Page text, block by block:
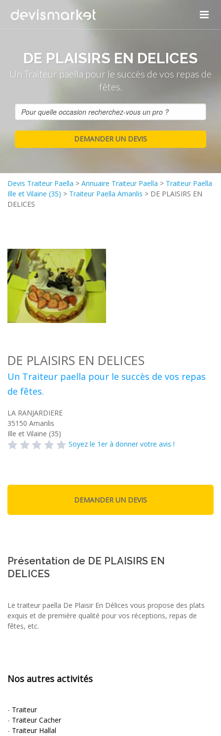
DE PLAISIRS EN DELICES
Un Traiteur paella pour le succès de vos repas de
fêtes.
Devis Traiteur Paella > Annuaire Traiteur Paella > Traiteur Paella
Ille et Vilaine (35) > Traiteur Paella Amanlis > DE PLAISIRS EN
DELICES
DE PLAISIRS EN DELICES
Un Traiteur paella pour le succès de vos repas
de fêtes.
LA RANJARDIERE
35150 Amanlis
Ille et Vilaine (35)
Soyez le 1er à donner votre avis !
Présentation de DE PLAISIRS EN
DELICES
Le traiteur paella De Plaisir En Délices vous propose des plats
exquis et de première qualité pour vos réceptions, repas de
fêtes, etc.
Nos autres activités
- Traiteur
- Traiteur Cacher
- Traiteur Hallal